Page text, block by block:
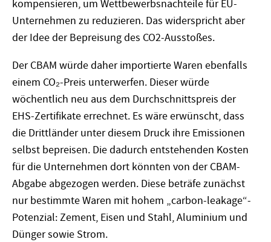
kompensieren, um Wettbewerbsnachteile für EU-
Unternehmen zu reduzieren. Das widerspricht aber
der Idee der Bepreisung des CO2-Ausstoßes.
Der CBAM würde daher importierte Waren ebenfalls
einem CO₂-Preis unterwerfen. Dieser würde
wöchentlich neu aus dem Durchschnittspreis der
EHS-Zertifikate errechnet. Es wäre erwünscht, dass
die Drittländer unter diesem Druck ihre Emissionen
selbst bepreisen. Die dadurch entstehenden Kosten
für die Unternehmen dort könnten von der CBAM-
Abgabe abgezogen werden. Diese beträfe zunächst
nur bestimmte Waren mit hohem „carbon-leakage“-
Potenzial: Zement, Eisen und Stahl, Aluminium und
Dünger sowie Strom.